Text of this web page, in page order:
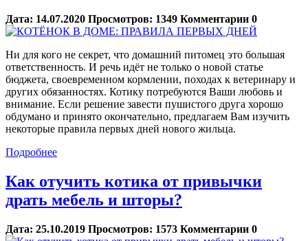
Дата: 14.07.2020 Просмотров: 1349 Комментарии 0
Ни для кого не секрет, что домашний питомец это большая
ответственность. И речь идёт не только о новой статье
бюджета, своевременном кормлении, походах к ветеринару и
других обязанностях. Котику потребуются Ваши любовь и
внимание. Если решение завести пушистого друга хорошо
обдумано и принято окончательно, предлагаем Вам изучить
некоторые правила первых дней нового жильца.
Подробнее
Как отучить котика от привычки
драть мебель и шторы?
Дата: 25.10.2019 Просмотров: 1573 Комментарии 0